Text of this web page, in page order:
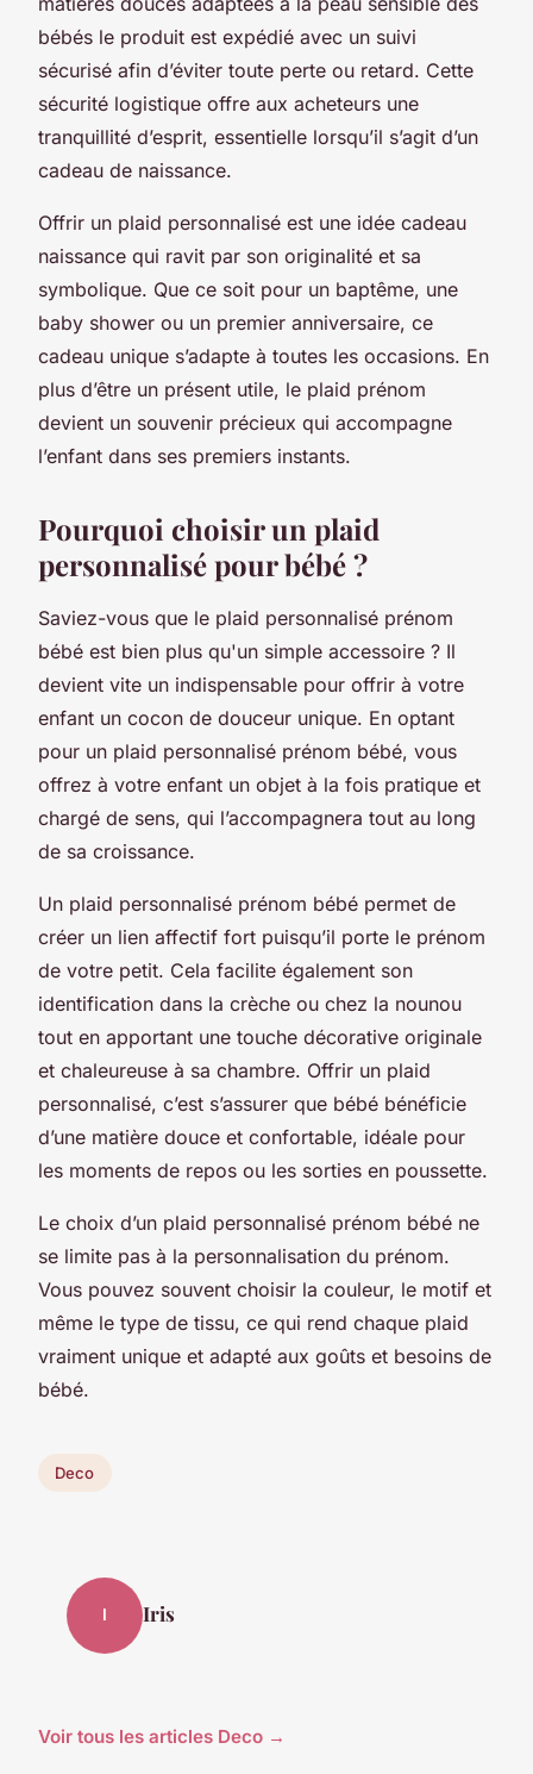
bébés le produit est expédié avec un suivi
sécurisé afin d’éviter toute perte ou retard. Cette
sécurité logistique offre aux acheteurs une
tranquillité d’esprit, essentielle lorsqu’il s’agit d’un
cadeau de naissance.
Offrir un plaid personnalisé est une idée cadeau
naissance qui ravit par son originalité et sa
symbolique. Que ce soit pour un baptême, une
baby shower ou un premier anniversaire, ce
cadeau unique s’adapte à toutes les occasions. En
plus d’être un présent utile, le plaid prénom
devient un souvenir précieux qui accompagne
l’enfant dans ses premiers instants.
Pourquoi choisir un plaid
personnalisé pour bébé ?
Saviez-vous que le plaid personnalisé prénom
bébé est bien plus qu'un simple accessoire ? Il
devient vite un indispensable pour offrir à votre
enfant un cocon de douceur unique. En optant
pour un plaid personnalisé prénom bébé, vous
offrez à votre enfant un objet à la fois pratique et
chargé de sens, qui l’accompagnera tout au long
de sa croissance.
Un plaid personnalisé prénom bébé permet de
créer un lien affectif fort puisqu’il porte le prénom
de votre petit. Cela facilite également son
identification dans la crèche ou chez la nounou
tout en apportant une touche décorative originale
et chaleureuse à sa chambre. Offrir un plaid
personnalisé, c’est s’assurer que bébé bénéficie
d’une matière douce et confortable, idéale pour
les moments de repos ou les sorties en poussette.
Le choix d’un plaid personnalisé prénom bébé ne
se limite pas à la personnalisation du prénom.
Vous pouvez souvent choisir la couleur, le motif et
même le type de tissu, ce qui rend chaque plaid
vraiment unique et adapté aux goûts et besoins de
bébé.
Deco
I Iris
Voir tous les articles Deco →